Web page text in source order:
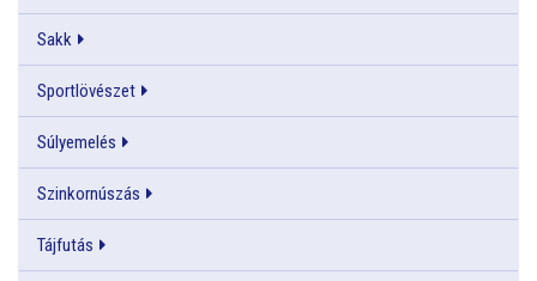
Sakk
Sportlövészet
Súlyemelés
Szinkornúszás
Tájfutás